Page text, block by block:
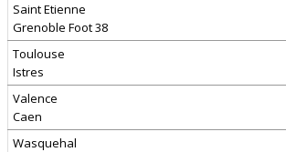
Saint Etienne
Grenoble Foot 38
Toulouse
Istres
Valence
Caen
Wasquehal